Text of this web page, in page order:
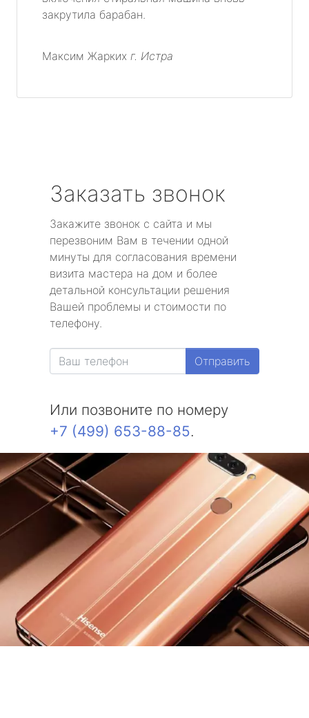
закрутила барабан.
Максим Жарких г. Истра
Заказать звонок
Закажите звонок с сайта и мы
перезвоним Вам в течении одной
минуты для согласования времени
визита мастера на дом и более
детальной консультации решения
Вашей проблемы и стоимости по
телефону.
Отправить
Или позвоните по номеру
+7 (499) 653-88-85.